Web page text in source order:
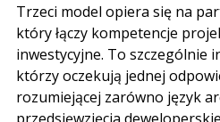
Trzeci model opiera się na
który łączy kompetencje
inwestycyjne. To szczególnie
którzy oczekują jednej
rozumiejącej zarówno język